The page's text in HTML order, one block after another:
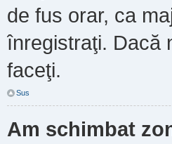
de fus orar, ca
înregistraţi. Dacă
faceţi.
Sus
Am schimbat